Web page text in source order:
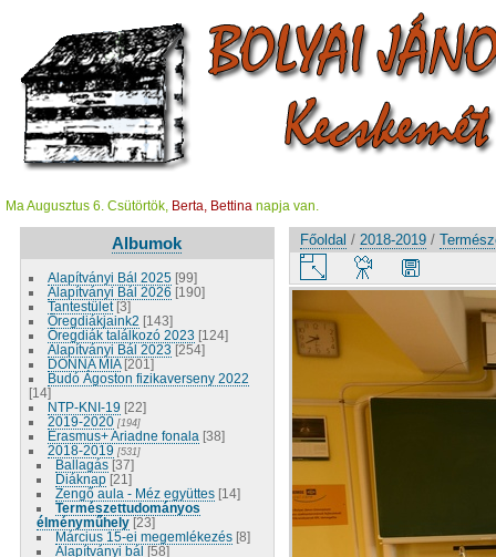
Ma Augusztus 6. Csütörtök, Berta, Bettina napja van.
Albumok
Alapítványi Bál 2025 [99]
Alapítványi Bál 2026 [190]
Tantestület [3]
Öregdiákjaink2 [143]
Öregdiák találkozó 2023 [124]
Alapítványi Bál 2023 [254]
DONNA MIA [201]
Budó Ágoston fizikaverseny 2022
[14]
NTP-KNI-19 [22]
2019-2020 [194]
Erasmus+ Ariadne fonala [38]
2018-2019 [531]
Ballagás [37]
Diáknap [21]
Zengő aula - Méz együttes [14]
Természettudományos
élményműhely [23]
Március 15-ei megemlékezés [8]
Alapítványi bál [58]
Főoldal / 2018-2019 /